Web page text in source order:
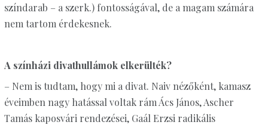
színdarab – a szerk.) fontosságával, de a magam számára
nem tartom érdekesnek.
A színházi divathullámok elkerülték?
– Nem is tudtam, hogy mi a divat. Naiv nézőként, kamasz
éveimben nagy hatással voltak rám Ács János, Ascher
Tamás kaposvári rendezései, Gaál Erzsi radikális